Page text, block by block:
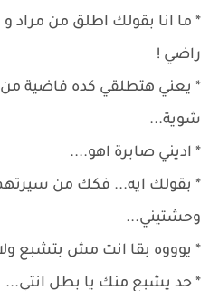
* ما انا بقولك اطلق من
راضي !
* يعني هتطلقي كده فاضية من
شوية...
* اديني صابرة اهو....
* بقولك ايه... فكك من
وحشتيني...
* يوووه بقا انت مش بتشبع ولا
* حد يشبع منك يا بطل انتي...